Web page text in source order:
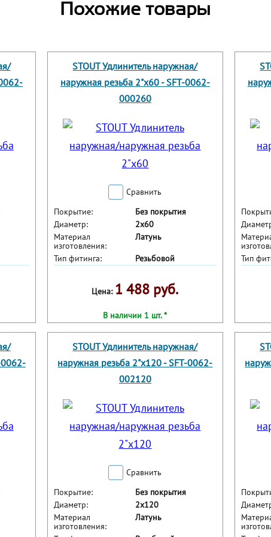
Похожие товары
STOUT Удлинитель наружная/
наружная резьба 2"x60 - SFT-0062-
000260
Сравнить
Покрытие:
Без покрытия
Диаметр:
2x60
Материал
изготовления:
Латунь
Тип фитинга:
Резьбовой
Цена: 1 488 руб.
В наличии 1 шт. *
Тип
0062-
STOUT Удлинитель наружная/
наружная резьба 2"x120 - SFT-0062-
002120
Сравнить
Покрытие:
Без покрытия
Диаметр:
2x120
Материал
изготовления:
Латунь